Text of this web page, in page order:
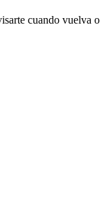
cuando vuelva o